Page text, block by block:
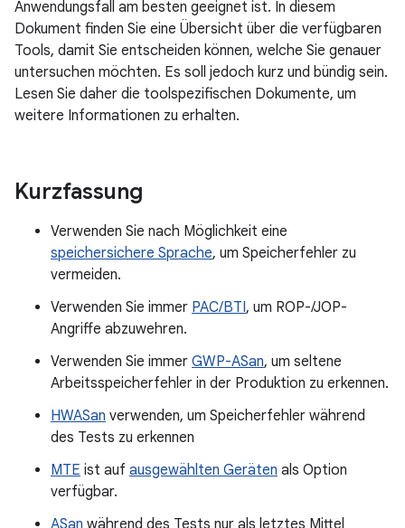
Anwendungsfall am besten geeignet ist. In diesem
Dokument finden Sie eine Übersicht über die verfügbaren
Tools, damit Sie entscheiden können, welche Sie genauer
untersuchen möchten. Es soll jedoch kurz und bündig sein.
Lesen Sie daher die toolspezifischen Dokumente, um
weitere Informationen zu erhalten.
Kurzfassung
Verwenden Sie nach Möglichkeit eine
speichersichere Sprache, um Speicherfehler zu
vermeiden.
Verwenden Sie immer PAC/BTI, um ROP-/JOP-
Angriffe abzuwehren.
Verwenden Sie immer GWP-ASan, um seltene
Arbeitsspeicherfehler in der Produktion zu erkennen.
HWASan verwenden, um Speicherfehler während
des Tests zu erkennen
MTE ist auf ausgewählten Geräten als Option
verfügbar.
ASan während des Tests nur als letztes Mittel